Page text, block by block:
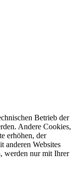
Betrieb der
Andere Cookies,
erhöhen, der
anderen Websites
werden nur mit Ihrer